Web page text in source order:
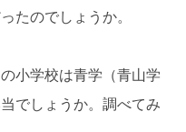
たのでしょうか。
小学校は青学（青山学
でしょうか。調べてみ